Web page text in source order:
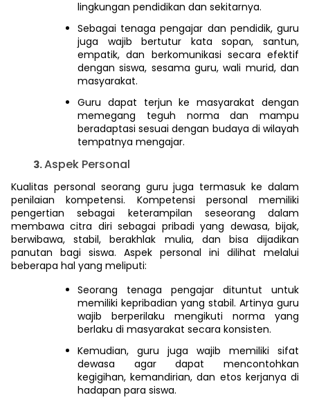
lingkungan pendidikan dan sekitarnya.
Sebagai tenaga pengajar dan pendidik, guru
juga wajib bertutur kata sopan, santun,
empatik, dan berkomunikasi secara efektif
dengan siswa, sesama guru, wali murid, dan
masyarakat.
Guru dapat terjun ke masyarakat dengan
memegang teguh norma dan mampu
beradaptasi sesuai dengan budaya di wilayah
tempatnya mengajar.
Aspek Personal
Kualitas personal seorang guru juga termasuk ke dalam
penilaian kompetensi. Kompetensi personal memiliki
pengertian sebagai keterampilan seseorang dalam
membawa citra diri sebagai pribadi yang dewasa, bijak,
berwibawa, stabil, berakhlak mulia, dan bisa dijadikan
panutan bagi siswa. Aspek personal ini dilihat melalui
beberapa hal yang meliputi:
Seorang tenaga pengajar dituntut untuk
memiliki kepribadian yang stabil. Artinya guru
wajib berperilaku mengikuti norma yang
berlaku di masyarakat secara konsisten.
Kemudian, guru juga wajib memiliki sifat
dewasa agar dapat mencontohkan
kegigihan, kemandirian, dan etos kerjanya di
hadapan para siswa.